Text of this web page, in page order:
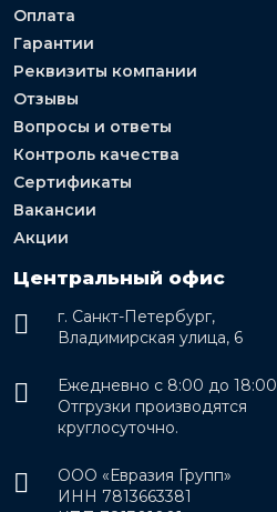
Оплата
Гарантии
Реквизиты компании
Отзывы
Вопросы и ответы
Контроль качества
Сертификаты
Вакансии
Акции
Центральный офис
г. Санкт-Петербург,
Владимирская улица, 6
Ежедневно с 8:00 до 18:00
Отгрузки производятся
круглосуточно.
ООО «Евразия Групп»
ИНН 7813663381